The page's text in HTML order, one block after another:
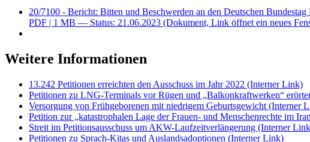
20/7100 - Bericht: Bitten und Beschwerden an den Deutschen
PDF | 1 MB — Status: 21.06.2023 (Dokument, Link öffnet ein neues
Weitere Informationen
13.242 Petitionen erreichten den Ausschuss im Jahr 2022 (Interner Link)
Petitionen zu LNG-Terminals vor Rügen und „Balkon­kraft­werken“
Versorgung von Früh­geborenen mit niedrigem Geburtsgewicht (Interner
Petition zur „katastrophalen Lage der Frauen- und Menschen­rechte im
Streit im Petitionsausschuss um AKW-Laufzeitverlängerung (Interner
Petitionen zu Sprach-Kitas und Auslands­adoptionen (Interner Link)